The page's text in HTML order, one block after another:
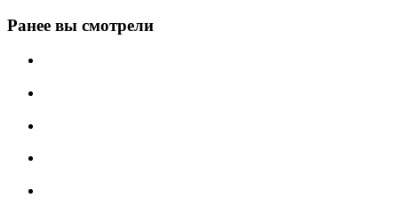
Ранее вы смотрели